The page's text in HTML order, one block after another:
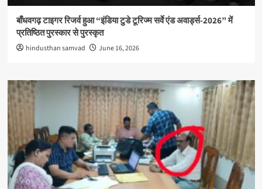
बाँधवगढ़ टाइगर रिजर्व हुआ “इंडिया टुडे टूरिज्म सर्वे एंड अवार्ड्स-2026” में
प्रतिष्ठित पुरस्कार से पुरस्कृत
hindusthan samvad June 16, 2026